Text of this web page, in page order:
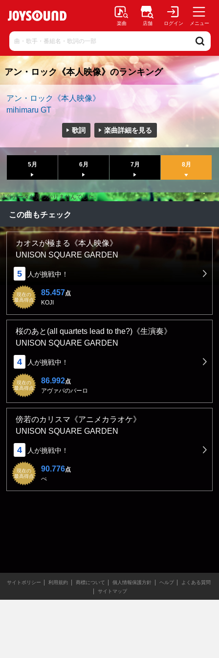
楽曲 店舗 ログイン メニュー
アン・ロック《本人映像》のランキング
アン・ロック《本人映像》
mihimaru GT
歌詞 楽曲詳細を見る
5月 6月 7月 8月
該当データが見つかりませんでした。
この曲もチェック
カオスが極まる《本人映像》
UNISON SQUARE GARDEN
5 人が挑戦中！
現在の
最高得点
85.457点
KOJI
桜のあと(all quartets lead to the?)《生演奏》
UNISON SQUARE GARDEN
4 人が挑戦中！
現在の
最高得点
86.992点
アヴァバのバーロ
傍若のカリスマ《アニメカラオケ》
UNISON SQUARE GARDEN
4 人が挑戦中！
現在の
最高得点
90.776点
ぺ
サイトポリシー 利用規約 商標について 個人情報保護方針 ヘルプ
よくある質問
サイトマップ